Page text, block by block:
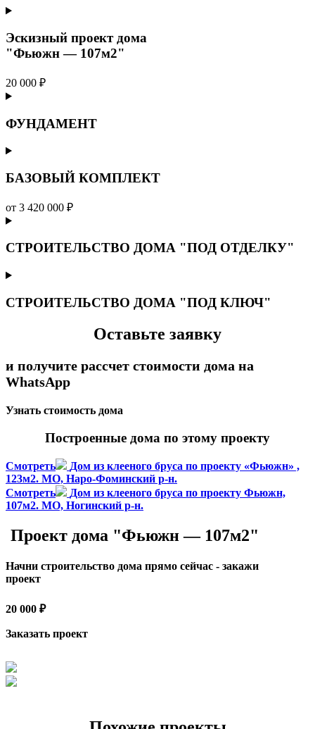
Эскизный проект дома
"Фьюжн — 107м2"
20 000 ₽
ФУНДАМЕНТ
БАЗОВЫЙ КОМПЛЕКТ
от 3 420 000 ₽
СТРОИТЕЛЬСТВО ДОМА "ПОД ОТДЕЛКУ"
СТРОИТЕЛЬСТВО ДОМА "ПОД КЛЮЧ"
Оставьте заявку
и получите рассчет стоимости дома на
WhatsApp
Узнать стоимость дома
Построенные дома по этому проекту
Смотреть
Дом из клееного бруса по проекту «Фьюжн» ,
123м2. МО, Наро-Фоминский р-н.
Смотреть
Дом из клееного бруса по проекту Фьюжн,
107м2. МО, Ногинский р-н.
Проект дома "Фьюжн — 107м2"
Начни строительство дома прямо сейчас - закажи
проект
20 000 ₽
Заказать проект